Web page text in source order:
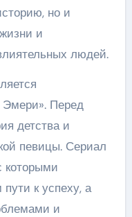
но и
и
людей.
Эмери». Перед
детства и
певицы. Сериал
которыми
к успеху, а
и